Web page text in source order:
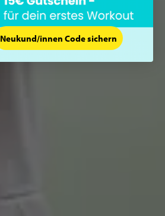
Neukund/innen Code sichern